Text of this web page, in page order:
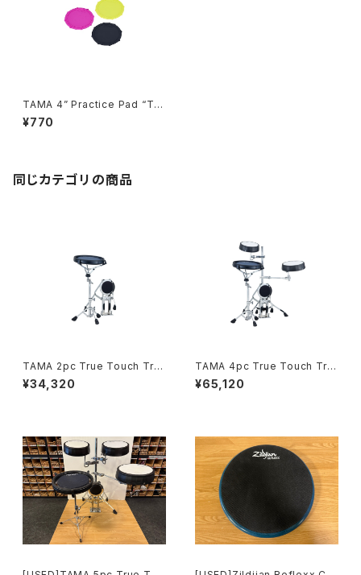
TAMA 4” Practice Pad “Tra
veler Pad” TTP4
¥770
同じカテゴリの商品
TAMA 2pc True Touch Trai
ning Kit スネア+バスドラム仕
様 TTK2S
¥34,320
TAMA 4pc True Touch Trai
ning Kit 1タム1フロア仕様 TT
K4S
¥65,120